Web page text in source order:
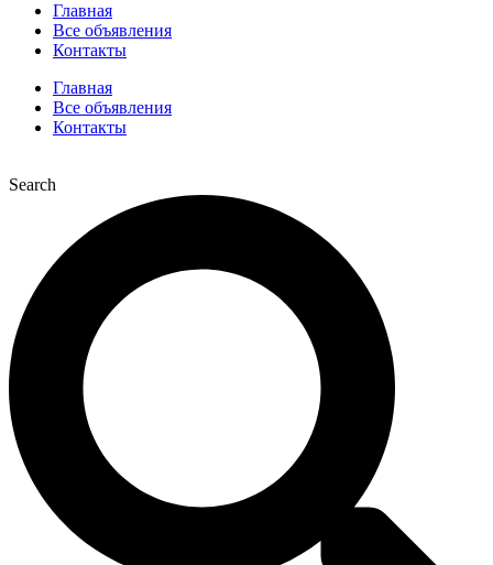
Главная
Все объявления
Контакты
Главная
Все объявления
Контакты
Search